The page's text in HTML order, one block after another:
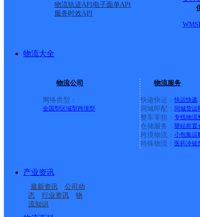
物流轨迹API电子面单API
服务时效API
WMS
物流大全
物流公司
网络类型：
全国型 区域型跨境型
物流服务
快递快运： 快运快递
同城即配： 同城货运
整车零担： 专线物流
仓储服务： 驿站前置
跨境物流： 小包集运
特殊物流： 医药冷链
产业资讯
最新资讯
公司动
态
行业资讯
物
流知识
陵水新村镇中山路速运营业点
重庆城口城岚路速运营业点
顺丰速运
优质服务 安全稳定
专属客服 7*24小时支撑
时效保障 数据准确